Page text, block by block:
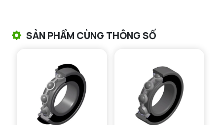
VÒNG BI KIM NTN
VÒNG BI CHẶN TRỤC NTN
VÒNG BI LĂN TRỤ ĐẨY NTN
SẢN PHẨM CÙNG THÔNG SỐ